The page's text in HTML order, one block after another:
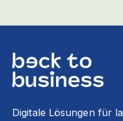
Digitale Lösungen für